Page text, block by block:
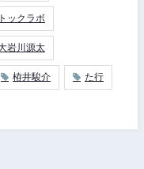
ックラボ
岩川源太
栫井駿介 た行